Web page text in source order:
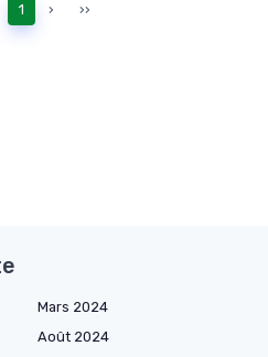
1 › ››
Mars 2024
Août 2024